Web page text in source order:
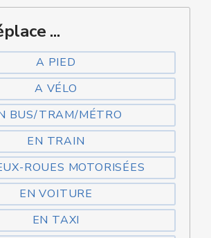
...
A PIED
A VÉLO
BUS/TRAM/MÉTRO
EN TRAIN
ROUES MOTORISÉES
EN VOITURE
EN TAXI